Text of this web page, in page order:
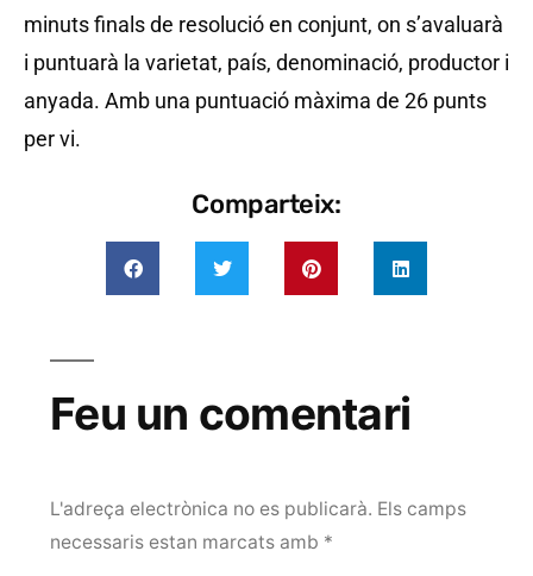
minuts finals de resolució en conjunt, on s’avaluarà
i puntuarà la varietat, país, denominació, productor i
anyada. Amb una puntuació màxima de 26 punts
per vi.
Comparteix:
Feu un comentari
L'adreça electrònica no es publicarà. Els camps
necessaris estan marcats amb *